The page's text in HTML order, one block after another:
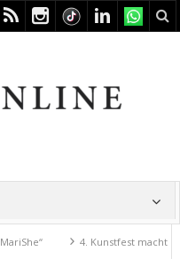
4. Kunstfest macht Zeitz zum